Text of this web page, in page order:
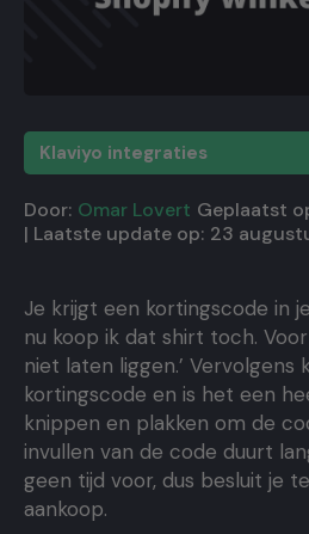
Klaviyo integraties
Door: Omar Lovert Geplaatst
| Laatste update op: 23
Je krijgt een kortingscode in
nu koop ik dat shirt toch.
niet laten liggen.’ Vervolgens
kortingscode en is het een
knippen en plakken om de
invullen van de code duurt
geen tijd voor, dus besluit je
aankoop.